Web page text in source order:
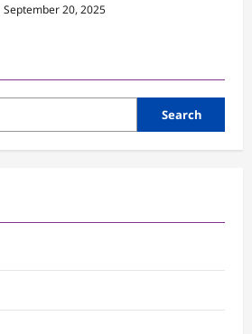
September 20, 2025
Search